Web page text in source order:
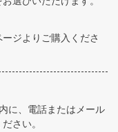
ジよりご購入くださ
に、電話またはメール
さい。